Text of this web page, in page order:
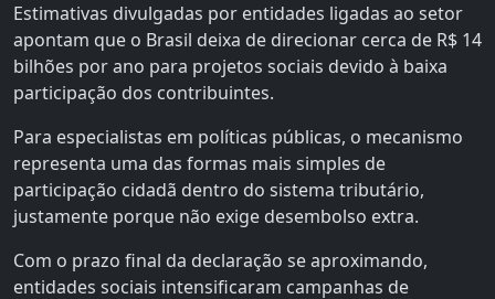
Estimativas divulgadas por entidades ligadas ao setor
apontam que o Brasil deixa de direcionar cerca de R$ 14
bilhões por ano para projetos sociais devido à baixa
participação dos contribuintes.
Para especialistas em políticas públicas, o mecanismo
representa uma das formas mais simples de
participação cidadã dentro do sistema tributário,
justamente porque não exige desembolso extra.
Com o prazo final da declaração se aproximando,
entidades sociais intensificaram campanhas de